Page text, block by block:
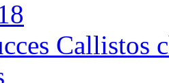
Callistos